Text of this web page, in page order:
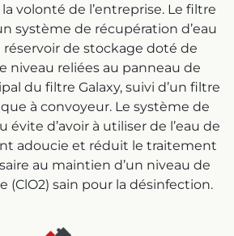
volonté de l’entreprise. Le filtre
système de récupération d’eau
réservoir de stockage doté de
niveau reliées au panneau de
du filtre Galaxy, suivi d’un filtre
à convoyeur. Le système de
évite d’avoir à utiliser de l’eau de
adoucie et réduit le traitement
au maintien d’un niveau de
(ClO2) sain pour la désinfection.